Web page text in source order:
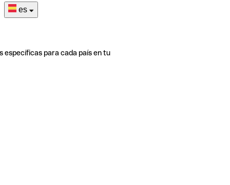
es
específicas para cada país en tu